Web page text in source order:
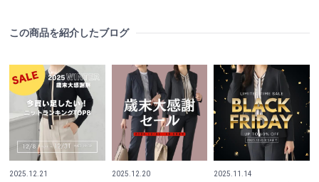
この商品を紹介したブログ
2025.12.21
2025.12.20
2025.11.14